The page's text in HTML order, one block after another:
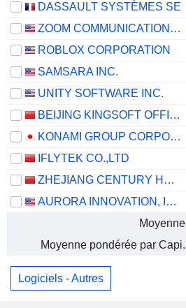
DASSAULT SYSTÈMES SE
ZOOM COMMUNICATIONS, INC.
ROBLOX CORPORATION
SAMSARA INC.
UNITY SOFTWARE INC.
BEIJING KINGSOFT OFFICE SOFTWARE, INC.
KONAMI GROUP CORPORATION
IFLYTEK CO.,LTD
ZHEJIANG CENTURY HUATONG GROUP CO.,LTD
AURORA INNOVATION, INC.
Moyenne
Moyenne pondérée par Capi.
Logiciels - Autres